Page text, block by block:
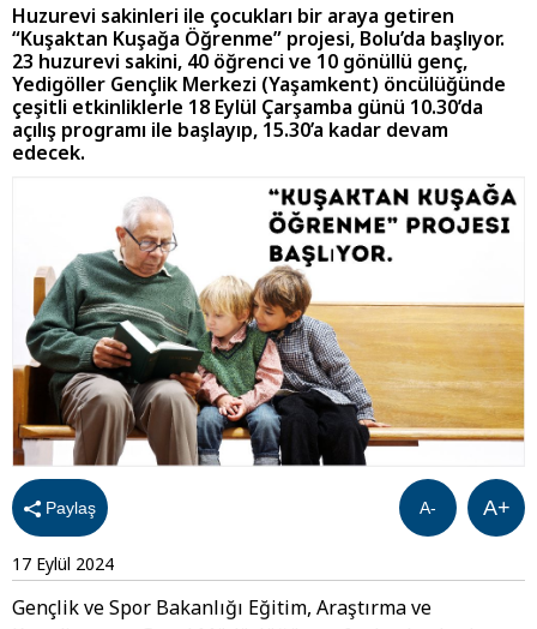
Huzurevi sakinleri ile çocukları bir araya getiren
“Kuşaktan Kuşağa Öğrenme” projesi, Bolu’da başlıyor.
23 huzurevi sakini, 40 öğrenci ve 10 gönüllü genç,
Yedigöller Gençlik Merkezi (Yaşamkent) öncülüğünde
çeşitli etkinliklerle 18 Eylül Çarşamba günü 10.30’da
açılış programı ile başlayıp, 15.30’a kadar devam
edecek.
Paylaş A+
A-
17 Eylül 2024
Gençlik ve Spor Bakanlığı Eğitim, Araştırma ve